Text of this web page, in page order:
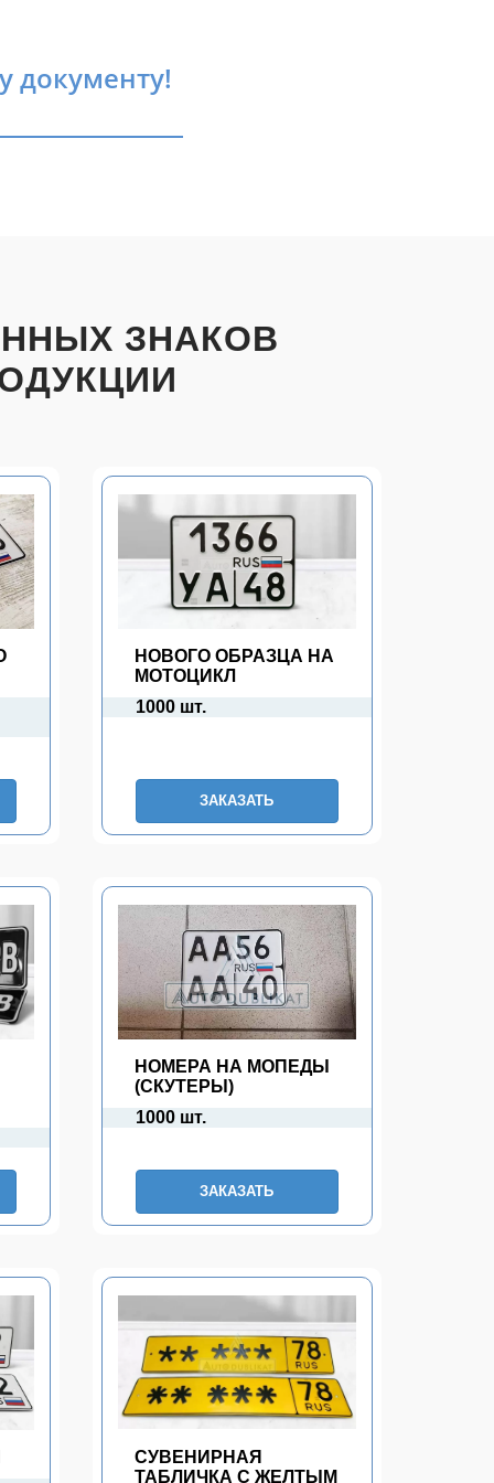
документу!
ЗНАКОВ
НОВОГО ОБРАЗЦА НА
МОТОЦИКЛ
1000 шт.
ЗАКАЗАТЬ
НОМЕРА НА МОПЕДЫ
(СКУТЕРЫ)
1000 шт.
ЗАКАЗАТЬ
СУВЕНИРНАЯ
ТАБЛИЧКА С ЖЕЛТЫМ